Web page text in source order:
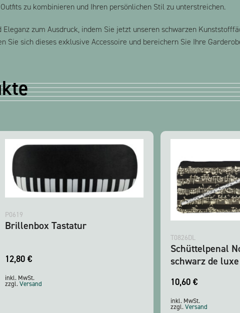
zu kombinieren und Ihren persönlichen Stil zu unterstreichen.
zum Ausdruck, indem Sie jetzt unseren schwarzen
Sie sich dieses exklusive Accessoire und bereichern Sie Ihre
P0619
Brillenbox Tastatur
12,80 €
inkl. MwSt.
zzgl.Versand
T0826DL
Schüttelpenal
schwarz de luxe
10,60 €
inkl. MwSt.
zzgl.Versand